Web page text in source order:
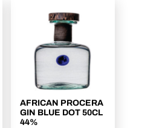
AFRICAN PROCERA
GIN BLUE DOT 50CL
44%